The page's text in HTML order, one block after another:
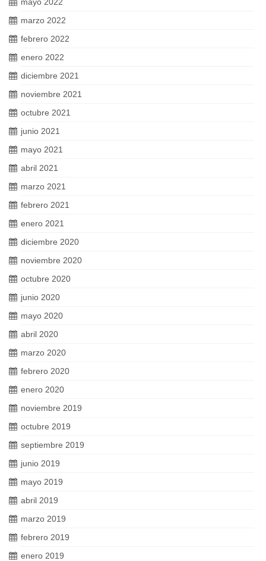
marzo 2022
febrero 2022
enero 2022
diciembre 2021
noviembre 2021
octubre 2021
junio 2021
mayo 2021
abril 2021
marzo 2021
febrero 2021
enero 2021
diciembre 2020
noviembre 2020
octubre 2020
junio 2020
mayo 2020
abril 2020
marzo 2020
febrero 2020
enero 2020
noviembre 2019
octubre 2019
septiembre 2019
junio 2019
mayo 2019
abril 2019
marzo 2019
febrero 2019
enero 2019